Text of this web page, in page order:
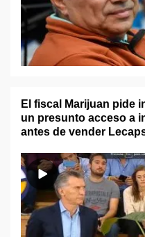
El fiscal Marijuan pide
un presunto acceso a
antes de vender